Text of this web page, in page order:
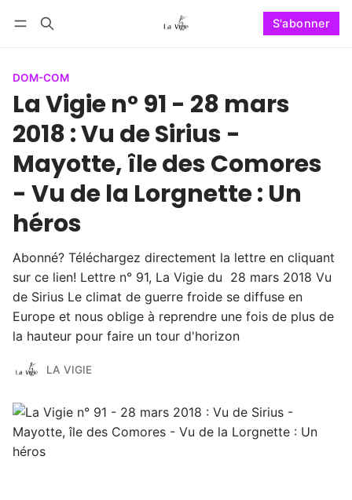
S'abonner
DOM-COM
La Vigie n° 91 - 28 mars
2018 : Vu de Sirius -
Mayotte, île des Comores
- Vu de la Lorgnette : Un
héros
Abonné? Téléchargez directement la lettre en cliquant
sur ce lien! Lettre n° 91, La Vigie du 28 mars 2018 Vu
de Sirius Le climat de guerre froide se diffuse en
Europe et nous oblige à reprendre une fois de plus de
la hauteur pour faire un tour d'horizon
LA VIGIE